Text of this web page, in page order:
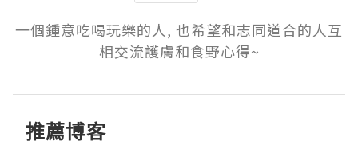
一個鍾意吃喝玩樂的人, 也希望和志同道合的人互
相交流護膚和食野心得~
推薦博客